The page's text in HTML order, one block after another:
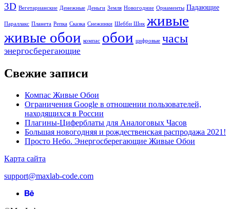
Сохранить моё имя, email и адрес сайта в этом браузере для
последующих моих комментариев.
как обрабатываются ваши данные комментариев
3D Вегетарианские Денежные Деньги Земля Новогодние Орнаменты Падающие
Параллакс Планета Репка Сказка Снежинки Шебби Шик живые
живые обои компас обои цифровые часы
энергосберегающие
Свежие записи
Компас Живые Обои
Ограничения Google в отношении пользователей,
находящихся в России
Плагины-Циферблаты для Аналоговых Часов
Большая новогодняя и рождественская распродажа 2021!
Просто Небо. Энергосберегающие Живые Обои
Карта сайта
support@maxlab-code.com
Behance